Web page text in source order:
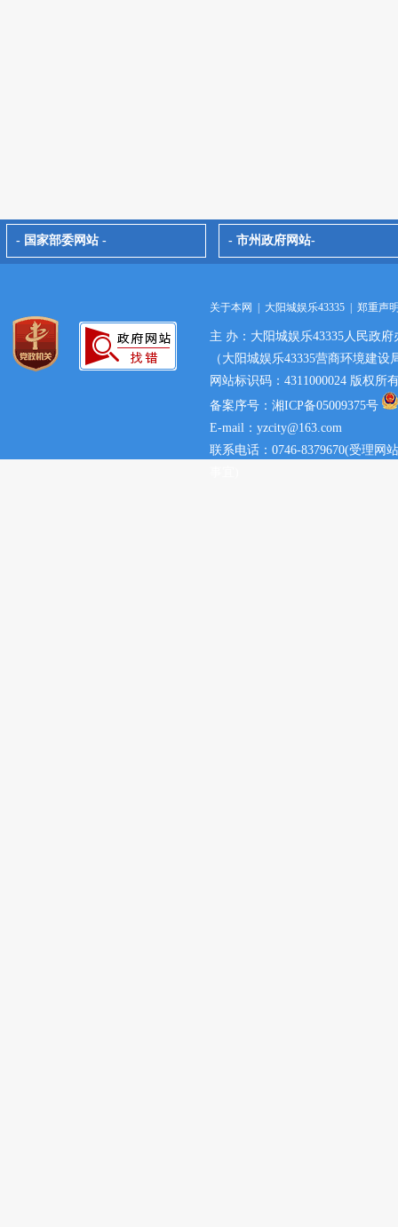
- 国家部委网站 - - 市州政府网站-
关于本网 大阳城娱乐43335 郑重声
主 办：大阳城娱乐43335人民政
（大阳城娱乐43335营商环境建设
网站标识码：4311000024 版权所
备案序号：湘ICP备05009375号
E-mail：yzcity@163.com
联系电话：0746-8379670(受理网